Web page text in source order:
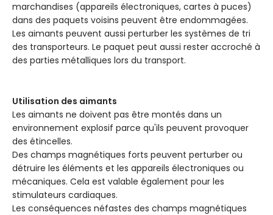
marchandises (appareils électroniques, cartes à puces)
dans des paquets voisins peuvent être endommagées.
Les aimants peuvent aussi perturber les systèmes de tri
des transporteurs. Le paquet peut aussi rester accroché à
des parties métalliques lors du transport.
Utilisation des aimants
Les aimants ne doivent pas être montés dans un
environnement explosif parce qu'ils peuvent provoquer
des étincelles.
Des champs magnétiques forts peuvent perturber ou
détruire les éléments et les appareils électroniques ou
mécaniques. Cela est valable également pour les
stimulateurs cardiaques.
Les conséquences néfastes des champs magnétiques